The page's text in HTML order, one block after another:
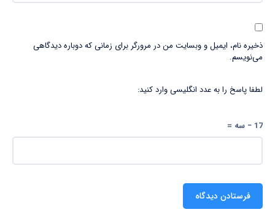
ذخیره نام، ایمیل و وبسایت من در مرورگر برای زمانی که دوباره دیدگاهی
می‌نویسم.
لطفا پاسخ را به عدد انگلیسی وارد کنید:
17 − سه =